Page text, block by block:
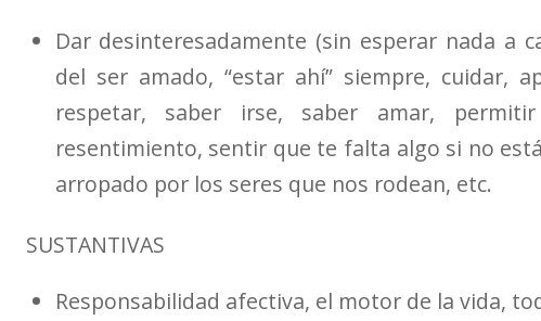
Dar desinteresadamente (sin esperar nada a
del ser amado, “estar ahí” siempre, cuidar,
respetar, saber irse, saber amar,
resentimiento, sentir que te falta algo si no
arropado por los seres que nos rodean, etc.
SUSTANTIVAS
Responsabilidad afectiva, el motor de la vida,